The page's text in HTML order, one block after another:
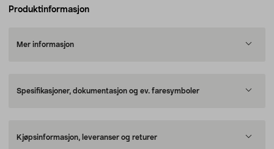
Produktinformasjon
Mer informasjon
Spesifikasjoner, dokumentasjon og ev. faresymboler
Kjøpsinformasjon, leveranser og returer